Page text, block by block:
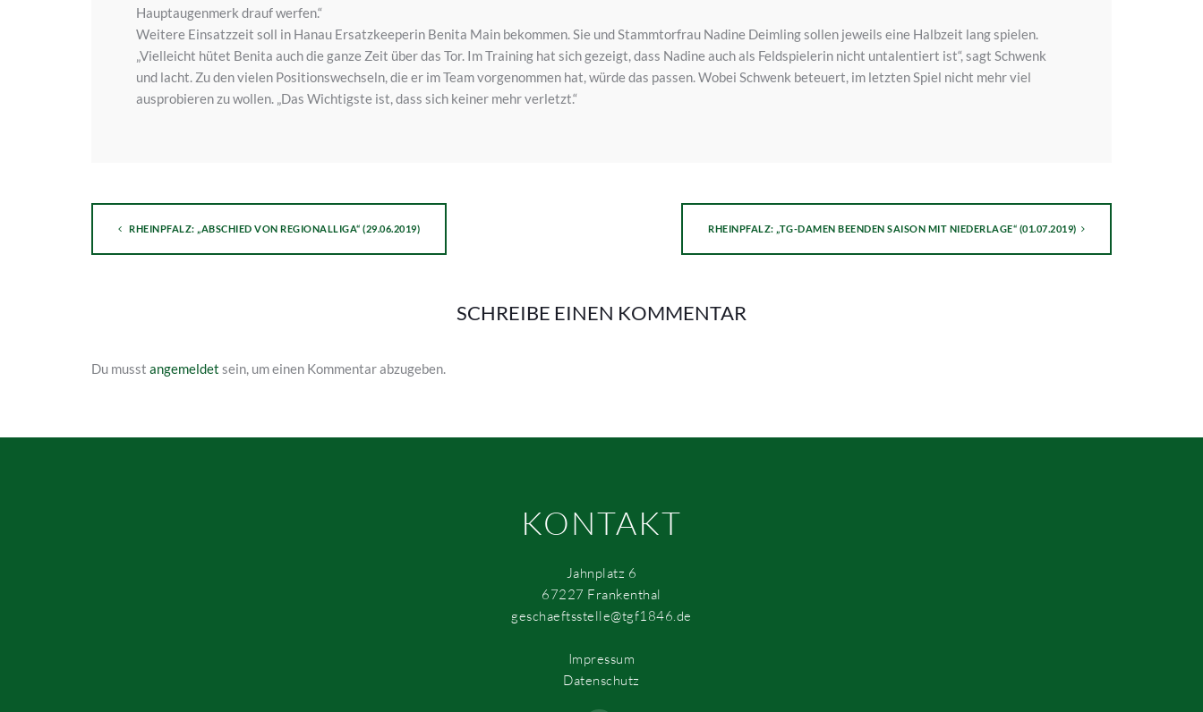
Hauptaugenmerk drauf werfen.“
Weitere Einsatzzeit soll in Hanau Ersatzkeeperin Benita Main bekommen. Sie und Stammtorfrau Nadine Deimling sollen jeweils eine Halbzeit lang spielen.
„Vielleicht hütet Benita auch die ganze Zeit über das Tor. Im Training hat sich gezeigt, dass Nadine auch als Feldspielerin nicht untalentiert ist“, sagt Schwenk
und lacht. Zu den vielen Positionswechseln, die er im Team vorgenommen hat, würde das passen. Wobei Schwenk beteuert, im letzten Spiel nicht mehr viel
ausprobieren zu wollen. „Das Wichtigste ist, dass sich keiner mehr verletzt.“
RHEINPFALZ: „ABSCHIED VON REGIONALLIGA“ (29.06.2019) RHEINPFALZ: „TG-DAMEN BEENDEN SAISON MIT NIEDERLAGE“ (01.07.2019)
SCHREIBE EINEN KOMMENTAR
Du musst angemeldet sein, um einen Kommentar abzugeben.
KONTAKT
Jahnplatz 6
67227 Frankenthal
geschaeftsstelle@tgf1846.de
Impressum
Datenschutz